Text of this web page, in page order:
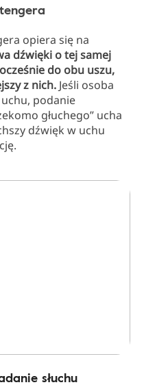
opiera się na
dźwięki o tej samej
do obu uszu,
z nich. Jeśli osoba
podanie
głuchego” ucha
dźwięk w uchu
słuchu